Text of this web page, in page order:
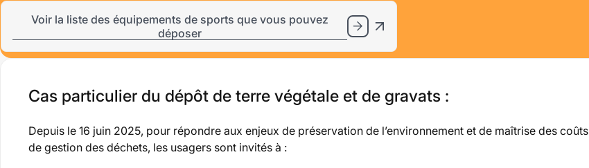
Voir la liste des équipements de sports que vous pouvez
déposer
Cas particulier du dépôt de terre végétale et de gravats :
Depuis le 16 juin 2025, pour répondre aux enjeux de préservation de l’environnement et de maîtrise des coûts
de gestion des déchets, les usagers sont invités à :